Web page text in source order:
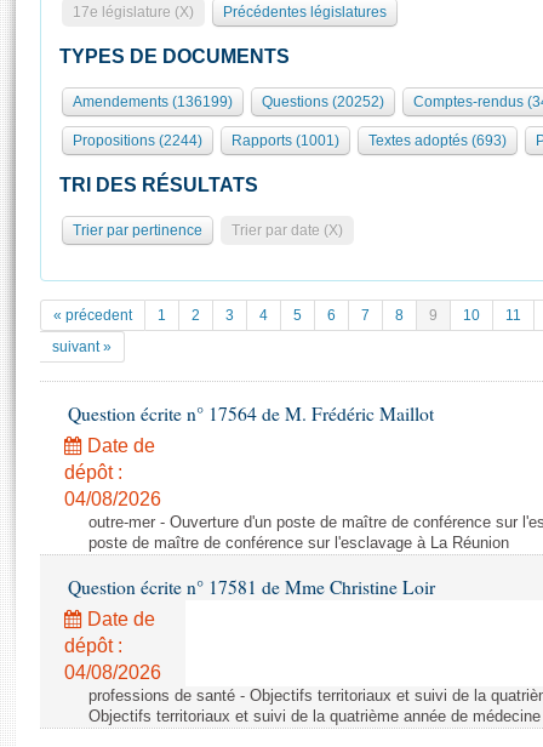
Présidence
577 députés
Groupes politiques
Séance publique
Commissions et autres organes
Europe et International
Pétitions
Documents parlementaires
Projets de loi
Propositions de loi
Amendements
Textes adoptés
Rapports d'information
Rapports législatifs
Rapports sur l'application des lois
Baromètre de l’application des lois
Dossiers législatifs
Rôle et pouvoirs de l'Assemblée
Organisation de l'Assemblée
Présidence Conférence des Présidents Bureau Collège des
Statistiques et chiffres clés
Documents de référence
( Constitution | Règlement de l'Assemblée ... )
Histoire
Juniors
Anciennes législatures
Liens vers les sites publics
Visiter l'Assemblée
Visite virtuelle du palais Bourbon
Assister à une séance
La Bibliothèque
Les archives
Contacts et plan d'accès
Photos libres de droit
17e législature (X) Précédentes législatures
TYPES DE DOCUMENTS
Amendements (136199) Questions (20252) Comptes-rendus
Propositions (2244) Rapports (1001) Textes adoptés (693)
TRI DES RÉSULTATS
Trier par pertinence Trier par date (X)
« précedent 1 2 3 4 5 6 7 8 9 10
11
suivant »
Question écrite n° 17564 de M. Frédéric Maillot
Date de
dépôt :
04/08/2026
outre-mer - Ouverture d'un poste de maître de conférence sur
poste de maître de conférence sur l'esclavage à La Réunion
Question écrite n° 17581 de Mme Christine Loir
Date de
dépôt :
04/08/2026
professions de santé - Objectifs territoriaux et suivi de la
Objectifs territoriaux et suivi de la quatrième année de médecine